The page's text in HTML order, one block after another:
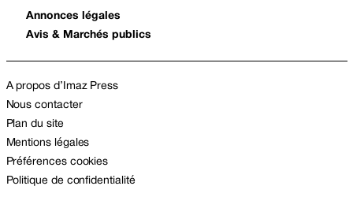
Annonces légales
Avis & Marchés publics
A propos d’Imaz Press
Nous contacter
Plan du site
Mentions légales
Préférences cookies
Politique de confidentialité